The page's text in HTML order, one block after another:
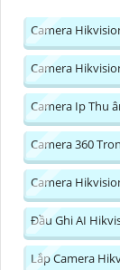
Camera
Camera
Camera Ip Thu
Camera 360
Camera
Đầu Ghi AI
Lắp Camera